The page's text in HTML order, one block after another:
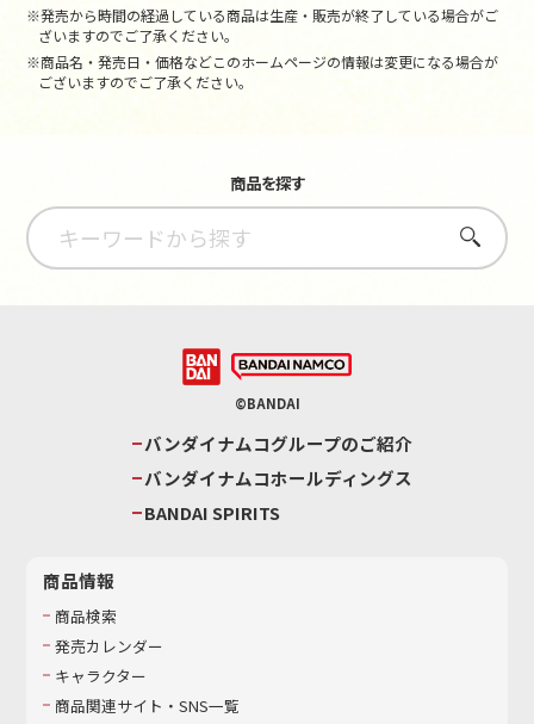
※発売から時間の経過している商品は生産・販売が終了している場合がご
ざいますのでご了承ください。
※商品名・発売日・価格などこのホームページの情報は変更になる場合が
ございますのでご了承ください。
商品を探す
さがす
©BANDAI
バンダイナムコグループのご紹介
バンダイナムコホールディングス
BANDAI SPIRITS
商品情報
商品検索
発売カレンダー
キャラクター
商品関連サイト・SNS一覧